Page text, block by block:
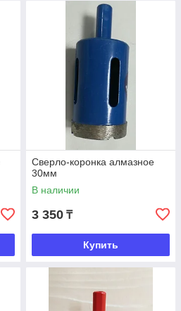
Сверло-коронка алмазное
30мм
В наличии
3 350 ₸
Купить